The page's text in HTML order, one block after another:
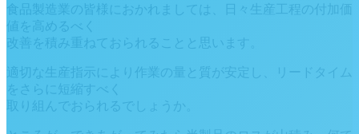
食品製造業の皆様におかれましては、日々生産工程の付加価
値を高めるべく
改善を積み重ねておられることと思います。
適切な生産指示により作業の量と質が安定し、リードタイム
をさらに短縮すべく
取り組んでおられるでしょうか。